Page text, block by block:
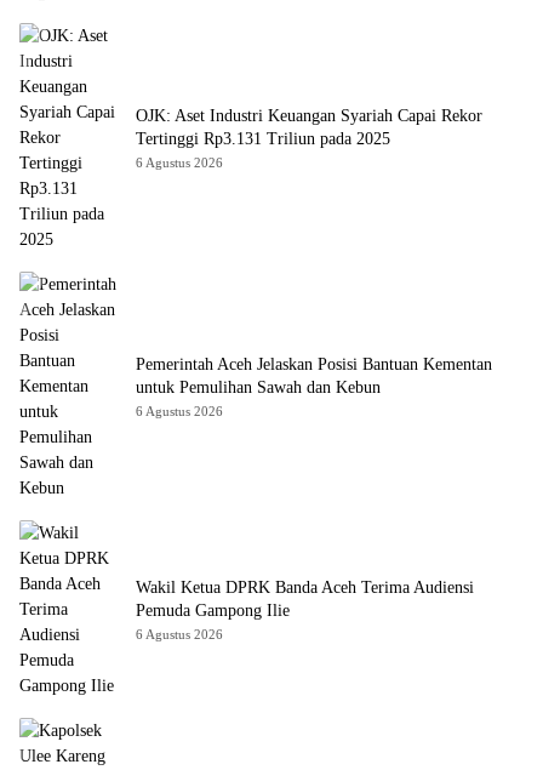
OJK: Aset Industri Keuangan Syariah Capai Rekor
Tertinggi Rp3.131 Triliun pada 2025
6 Agustus 2026
Pemerintah Aceh Jelaskan Posisi Bantuan Kementan
untuk Pemulihan Sawah dan Kebun
6 Agustus 2026
Wakil Ketua DPRK Banda Aceh Terima Audiensi
Pemuda Gampong Ilie
6 Agustus 2026